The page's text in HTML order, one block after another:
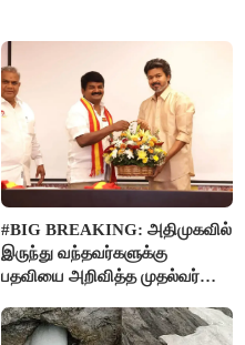
#BIG BREAKING: அதிமுகவில்
இருந்து வந்தவர்களுக்கு
பதவியை அறிவித்த முதல்வர்